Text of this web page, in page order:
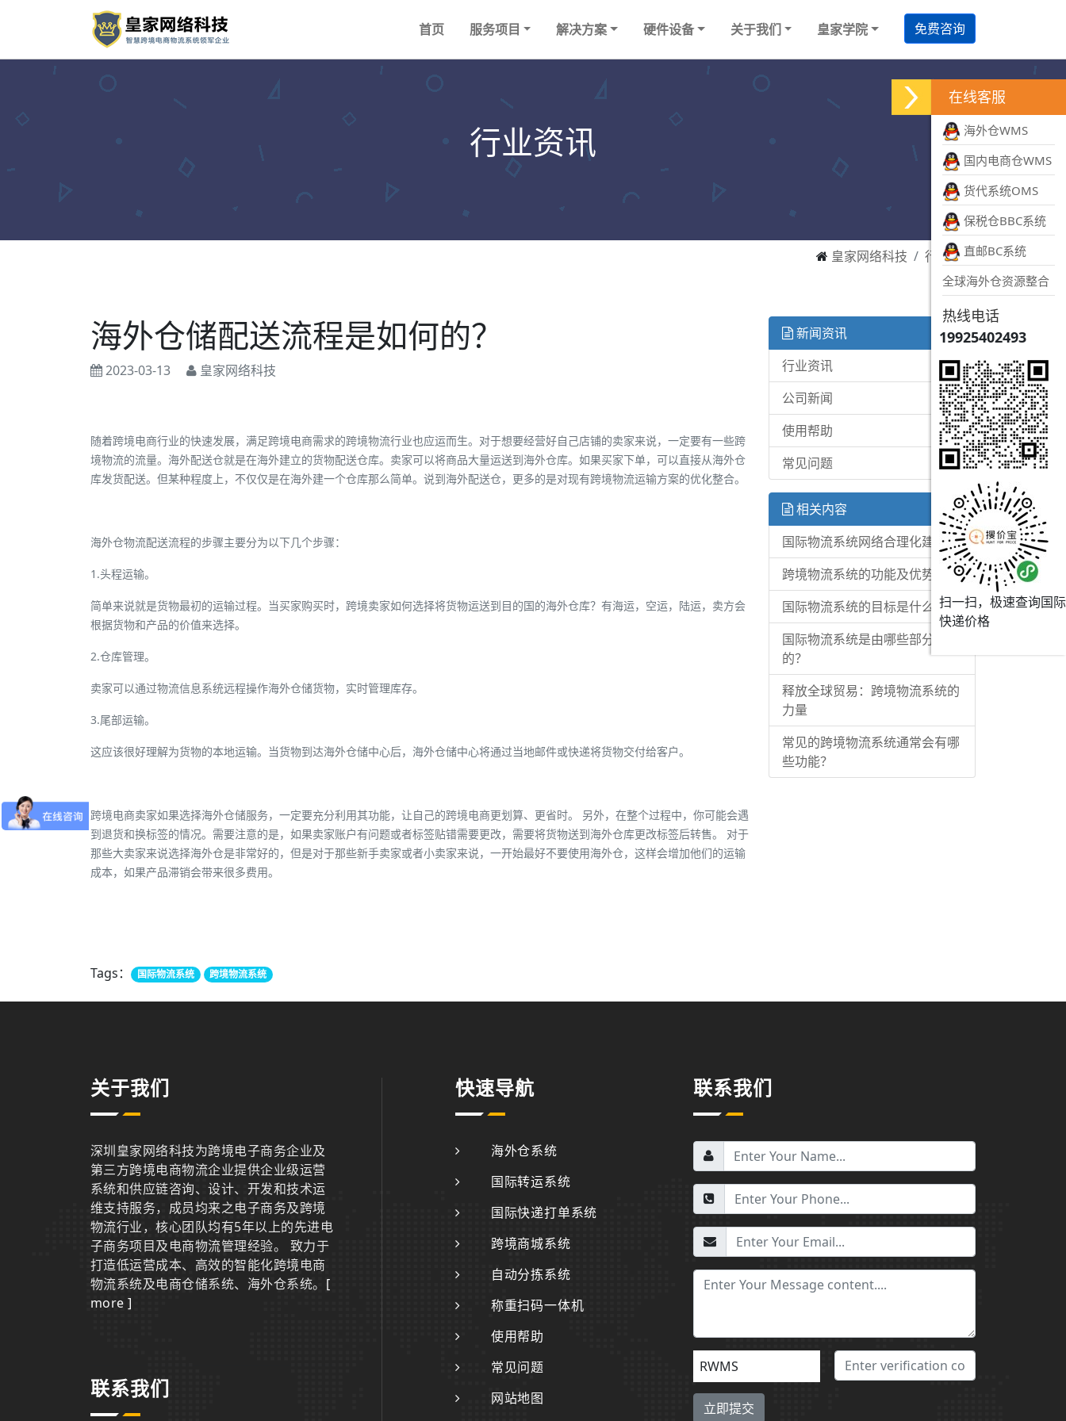
首页 服务项目 解决方案 硬件设备 关于我们 皇家学院 免费咨询
行业资讯
皇家网络科技 行业资讯
海外仓储配送流程是如何的？
2023-03-13 皇家网络科技
随着跨境电商行业的快速发展，满足跨境电商需求的跨境物流行业也应运而生。对于想要经营好自己店铺的卖家来说，一定要有一些跨
境物流的流量。 海外配送仓就是在海外建立的货物配送仓库。卖家可以将商品大量运送到海外仓库。如果买家下单，可以直接从海外仓
库发货配送。 但某种程度上，不仅仅是在海外建一个仓库那么简单。说到海外配送仓，更多的是对现有跨境物流运输方案的优化整合。
海外仓物流配送流程的步骤主要分为以下几个步骤：
1.头程运输。
简单来说就是货物最初的运输过程。当买家购买时，跨境卖家如何选择将货物运送到目的国的海外仓库？有海运，空运，陆运，卖方会
根据货物和产品的价值来选择。
2.仓库管理。
卖家可以通过物流信息系统远程操作海外仓储货物，实时管理库存。
3.尾部运输。
这应该很好理解为货物的本地运输。当货物到达海外仓储中心后，海外仓储中心将通过当地邮件或快递将货物交付给客户。
跨境电商卖家如果选择海外仓储服务，一定要充分利用其功能，让自己的跨境电商更划算、更省时。 另外，在整个过程中，你可能会遇
到退货和换标签的情况。需要注意的是，如果卖家账户有问题或者标签贴错需要更改，需要将货物送到海外仓库更改标签后转售。 对于
那些大卖家来说选择海外仓是非常好的，但是对于那些新手卖家或者小卖家来说，一开始最好不要使用海外仓，这样会增加他们的运输
成本，如果产品滞销会带来很多费用。
Tags： 国际物流系统 跨境物流系统
新闻资讯
行业资讯
公司新闻
使用帮助
常见问题
相关内容
国际物流系统网络合理化建议
跨境物流系统的功能及优势
国际物流系统的目标是什么？
国际物流系统是由哪些部分组成
的？
释放全球贸易：跨境物流系统的
力量
常见的跨境物流系统通常会有哪
些功能？
关于我们
深圳皇家网络科技为跨境电子商务企业及
第三方跨境电商物流企业提供企业级运营
系统和供应链咨询、设计、开发和技术运
维支持服务，成员均来之电子商务及跨境
物流行业，核心团队均有5年以上的先进电
子商务项目及电商物流管理经验。 致力于
打造低运营成本、高效的智能化跨境电商
物流系统及电商仓储系统、海外仓系统。 [
more ]
联系我们
快速导航
海外仓系统
国际转运系统
国际快递打单系统
跨境商城系统
自动分拣系统
称重扫码一体机
使用帮助
常见问题
网站地图
联系我们
RWMS
在线客服
海外仓WMS
国内电商仓WMS
货代系统OMS
保税仓BBC系统
直邮BC系统
全球海外仓资源整合
热线电话
19925402493
扫一扫，极速查询国际
快递价格